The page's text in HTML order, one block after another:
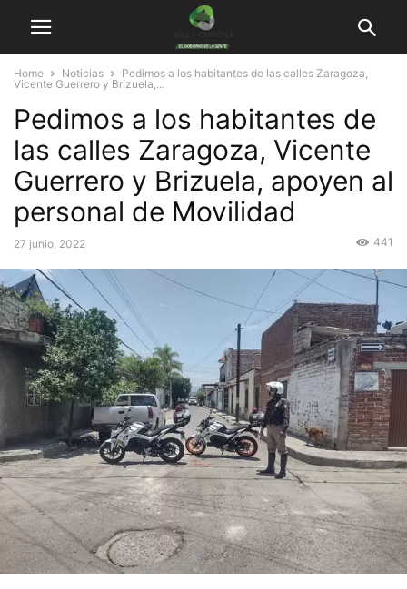
Home Noticias
Pedimos a los habitantes de las calles Zaragoza,
Vicente Guerrero y Brizuela,...
Pedimos a los habitantes de
las calles Zaragoza, Vicente
Guerrero y Brizuela, apoyen al
personal de Movilidad
27 junio, 2022 441